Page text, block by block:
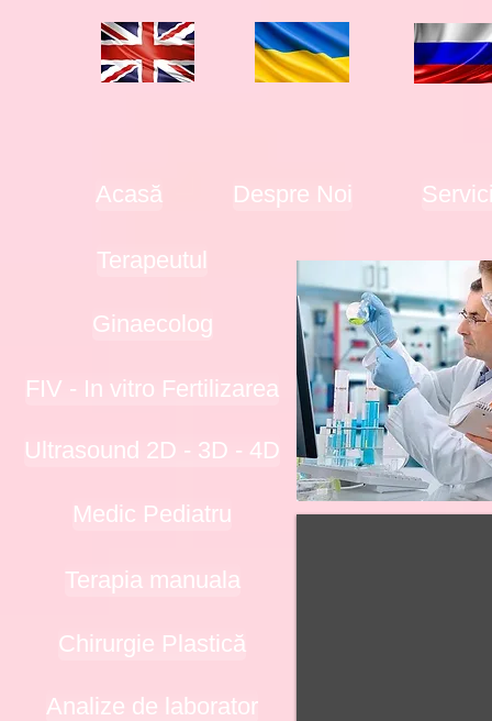
Аcasă Despre Noi
Terapeutul
Ginaecolog
FIV - In vitro Fertilizarea
Ultrasound 2D - 3D - 4D
Medic Pediatru
Terapia manuala
Chirurgie Plastică
Analize de laborator